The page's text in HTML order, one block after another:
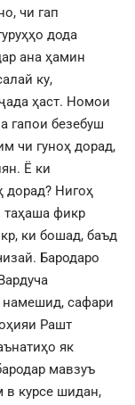
чи гап
дода
ана ҳамин
ку,
ҳаст. Номои
гапои безебуш
чи гуноҳ дорад,
Ё ки
дорад? Нигоҳ
таҳаша фикр
ки бошад, баъд
Бародаро
намешид, сафари
Рашт
як
мавзуъ
в курсе шидан,